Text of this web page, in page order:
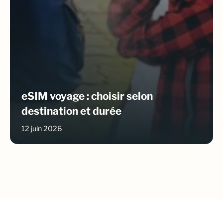
eSIM voyage : choisir selon
destination et durée
12 juin 2026